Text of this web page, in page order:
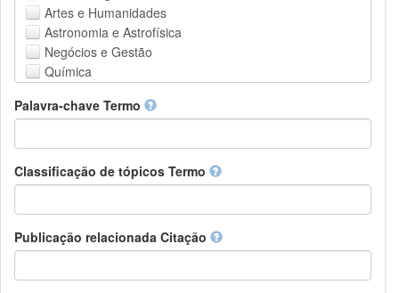
Artes e Humanidades
Astronomia e Astrofísica
Negócios e Gestão
Química
Ciências da Terra e do meio ambiente
Direito
Ciências matemáticas
Medicina, Saúde e Ciências da Vida
Ciências Sociais
Outros
Palavra-chave Termo
Classificação de tópicos Termo
Publicação relacionada Citação